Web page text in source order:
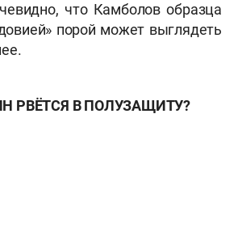
что Камболов образца
порой может выглядеть
РВЁТСЯ В ПОЛУЗАЩИТУ?